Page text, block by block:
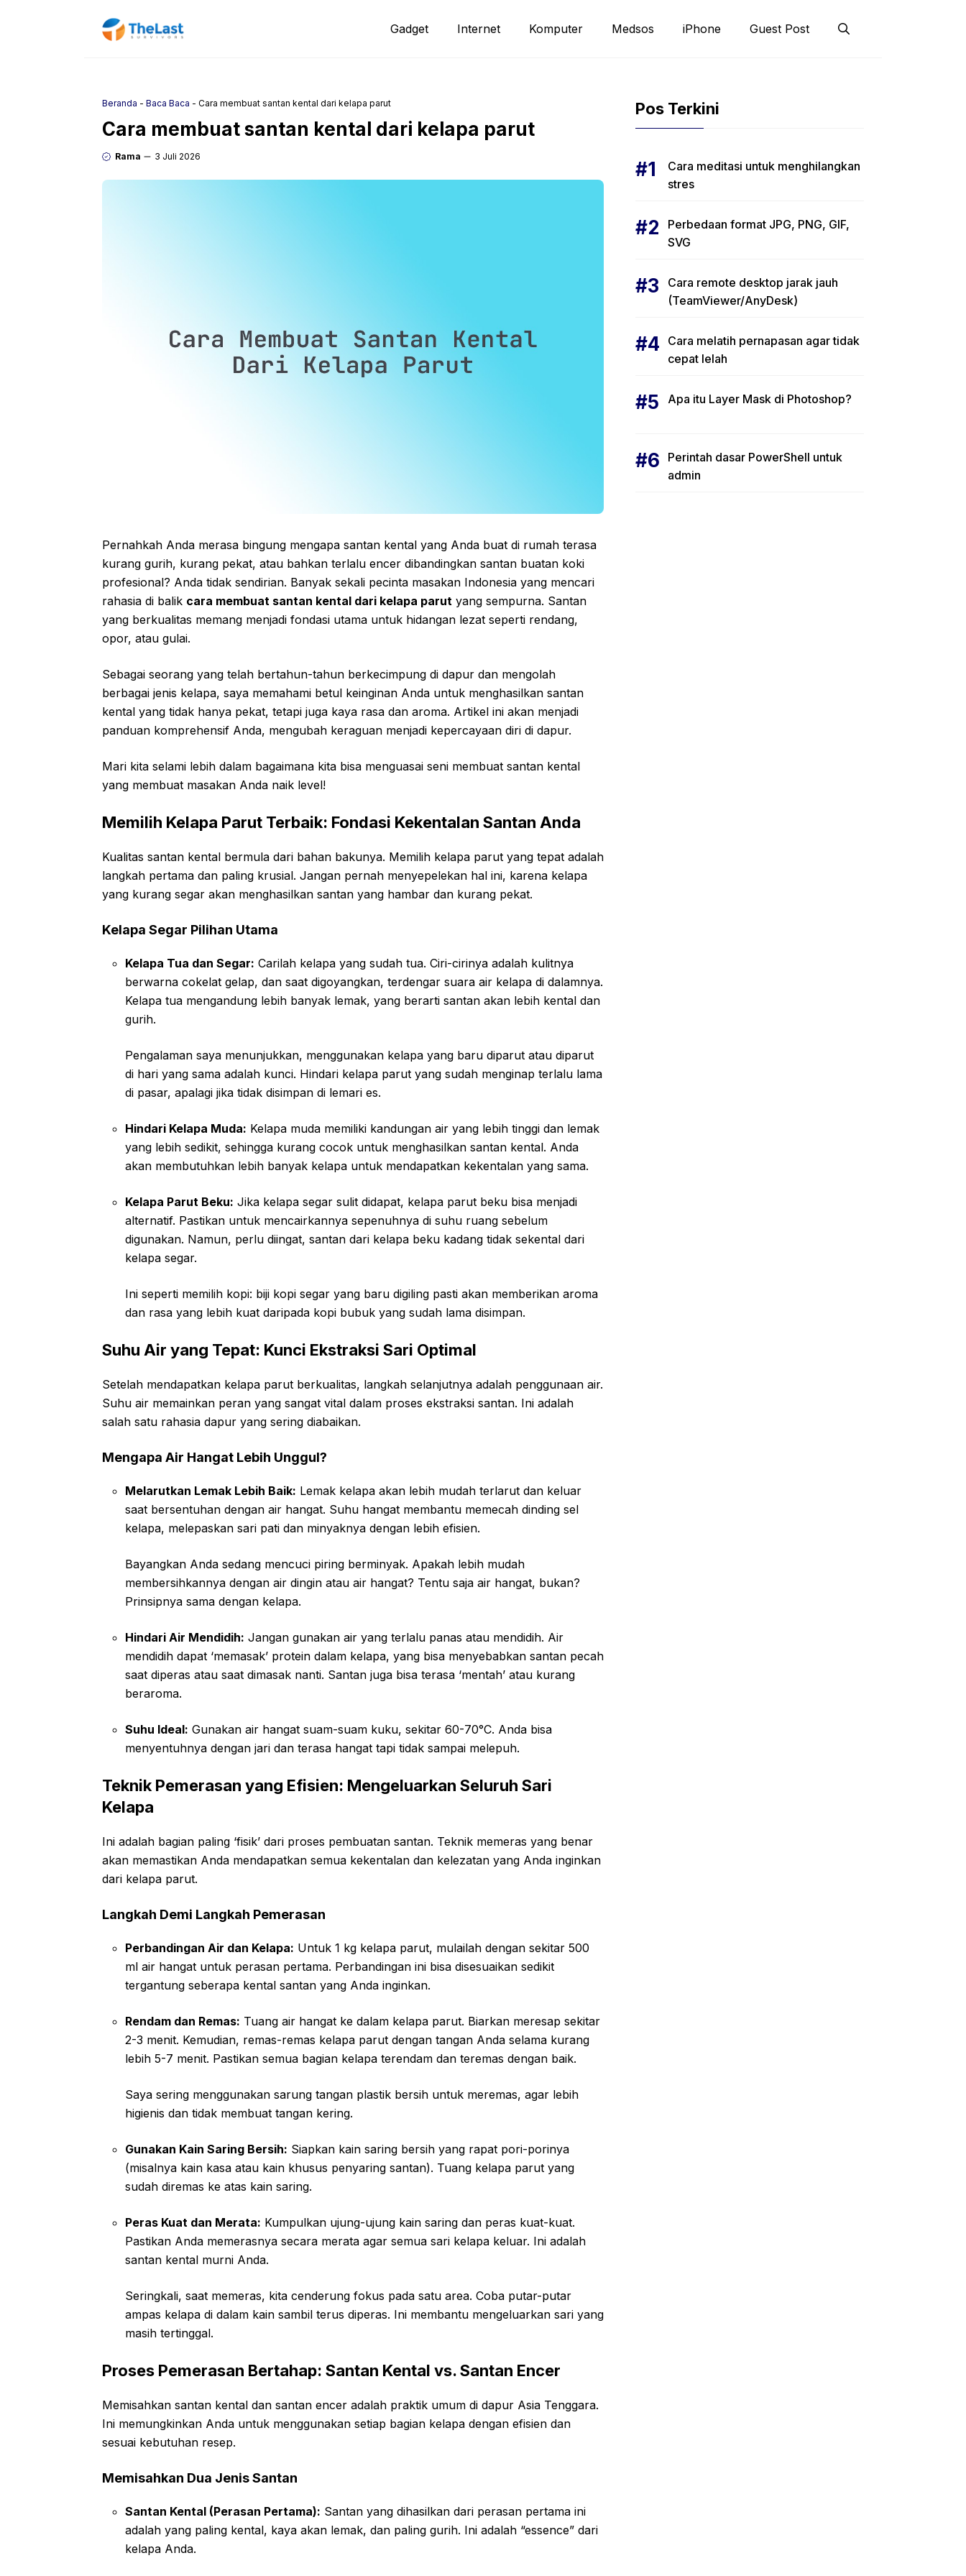
Gadget Internet Komputer Medsos iPhone Guest Post
Beranda - Baca Baca - Cara membuat santan kental dari kelapa parut
Cara membuat santan kental dari kelapa parut
Rama 3 Juli 2026
Pernahkah Anda merasa bingung mengapa santan kental yang Anda buat di rumah terasa
kurang gurih, kurang pekat, atau bahkan terlalu encer dibandingkan santan buatan koki
profesional? Anda tidak sendirian. Banyak sekali pecinta masakan Indonesia yang mencari
rahasia di balik cara membuat santan kental dari kelapa parut yang sempurna. Santan
yang berkualitas memang menjadi fondasi utama untuk hidangan lezat seperti rendang,
opor, atau gulai.
Sebagai seorang yang telah bertahun-tahun berkecimpung di dapur dan mengolah
berbagai jenis kelapa, saya memahami betul keinginan Anda untuk menghasilkan santan
kental yang tidak hanya pekat, tetapi juga kaya rasa dan aroma. Artikel ini akan menjadi
panduan komprehensif Anda, mengubah keraguan menjadi kepercayaan diri di dapur.
Mari kita selami lebih dalam bagaimana kita bisa menguasai seni membuat santan kental
yang membuat masakan Anda naik level!
Memilih Kelapa Parut Terbaik: Fondasi Kekentalan Santan Anda
Kualitas santan kental bermula dari bahan bakunya. Memilih kelapa parut yang tepat adalah
langkah pertama dan paling krusial. Jangan pernah menyepelekan hal ini, karena kelapa
yang kurang segar akan menghasilkan santan yang hambar dan kurang pekat.
Kelapa Segar Pilihan Utama
Kelapa Tua dan Segar: Carilah kelapa yang sudah tua. Ciri-cirinya adalah kulitnya
berwarna cokelat gelap, dan saat digoyangkan, terdengar suara air kelapa di dalamnya.
Kelapa tua mengandung lebih banyak lemak, yang berarti santan akan lebih kental dan
gurih.
Pengalaman saya menunjukkan, menggunakan kelapa yang baru diparut atau diparut
di hari yang sama adalah kunci. Hindari kelapa parut yang sudah menginap terlalu lama
di pasar, apalagi jika tidak disimpan di lemari es.
Hindari Kelapa Muda: Kelapa muda memiliki kandungan air yang lebih tinggi dan lemak
yang lebih sedikit, sehingga kurang cocok untuk menghasilkan santan kental. Anda
akan membutuhkan lebih banyak kelapa untuk mendapatkan kekentalan yang sama.
Kelapa Parut Beku: Jika kelapa segar sulit didapat, kelapa parut beku bisa menjadi
alternatif. Pastikan untuk mencairkannya sepenuhnya di suhu ruang sebelum
digunakan. Namun, perlu diingat, santan dari kelapa beku kadang tidak sekental dari
kelapa segar.
Ini seperti memilih kopi: biji kopi segar yang baru digiling pasti akan memberikan aroma
dan rasa yang lebih kuat daripada kopi bubuk yang sudah lama disimpan.
Suhu Air yang Tepat: Kunci Ekstraksi Sari Optimal
Setelah mendapatkan kelapa parut berkualitas, langkah selanjutnya adalah penggunaan air.
Suhu air memainkan peran yang sangat vital dalam proses ekstraksi santan. Ini adalah
salah satu rahasia dapur yang sering diabaikan.
Mengapa Air Hangat Lebih Unggul?
Melarutkan Lemak Lebih Baik: Lemak kelapa akan lebih mudah terlarut dan keluar
saat bersentuhan dengan air hangat. Suhu hangat membantu memecah dinding sel
kelapa, melepaskan sari pati dan minyaknya dengan lebih efisien.
Bayangkan Anda sedang mencuci piring berminyak. Apakah lebih mudah
membersihkannya dengan air dingin atau air hangat? Tentu saja air hangat, bukan?
Prinsipnya sama dengan kelapa.
Hindari Air Mendidih: Jangan gunakan air yang terlalu panas atau mendidih. Air
mendidih dapat ‘memasak’ protein dalam kelapa, yang bisa menyebabkan santan pecah
saat diperas atau saat dimasak nanti. Santan juga bisa terasa ‘mentah’ atau kurang
beraroma.
Suhu Ideal: Gunakan air hangat suam-suam kuku, sekitar 60-70°C. Anda bisa
menyentuhnya dengan jari dan terasa hangat tapi tidak sampai melepuh.
Teknik Pemerasan yang Efisien: Mengeluarkan Seluruh Sari
Kelapa
Ini adalah bagian paling ‘fisik’ dari proses pembuatan santan. Teknik memeras yang benar
akan memastikan Anda mendapatkan semua kekentalan dan kelezatan yang Anda inginkan
dari kelapa parut.
Langkah Demi Langkah Pemerasan
Perbandingan Air dan Kelapa: Untuk 1 kg kelapa parut, mulailah dengan sekitar 500
ml air hangat untuk perasan pertama. Perbandingan ini bisa disesuaikan sedikit
tergantung seberapa kental santan yang Anda inginkan.
Rendam dan Remas: Tuang air hangat ke dalam kelapa parut. Biarkan meresap sekitar
2-3 menit. Kemudian, remas-remas kelapa parut dengan tangan Anda selama kurang
lebih 5-7 menit. Pastikan semua bagian kelapa terendam dan teremas dengan baik.
Saya sering menggunakan sarung tangan plastik bersih untuk meremas, agar lebih
higienis dan tidak membuat tangan kering.
Gunakan Kain Saring Bersih: Siapkan kain saring bersih yang rapat pori-porinya
(misalnya kain kasa atau kain khusus penyaring santan). Tuang kelapa parut yang
sudah diremas ke atas kain saring.
Peras Kuat dan Merata: Kumpulkan ujung-ujung kain saring dan peras kuat-kuat.
Pastikan Anda memerasnya secara merata agar semua sari kelapa keluar. Ini adalah
santan kental murni Anda.
Seringkali, saat memeras, kita cenderung fokus pada satu area. Coba putar-putar
ampas kelapa di dalam kain sambil terus diperas. Ini membantu mengeluarkan sari yang
masih tertinggal.
Proses Pemerasan Bertahap: Santan Kental vs. Santan Encer
Memisahkan santan kental dan santan encer adalah praktik umum di dapur Asia Tenggara.
Ini memungkinkan Anda untuk menggunakan setiap bagian kelapa dengan efisien dan
sesuai kebutuhan resep.
Memisahkan Dua Jenis Santan
Santan Kental (Perasan Pertama): Santan yang dihasilkan dari perasan pertama ini
adalah yang paling kental, kaya akan lemak, dan paling gurih. Ini adalah “essence” dari
kelapa Anda.
Pos Terkini
Cara meditasi untuk menghilangkan
stres
Perbedaan format JPG, PNG, GIF,
SVG
Cara remote desktop jarak jauh
(TeamViewer/AnyDesk)
Cara melatih pernapasan agar tidak
cepat lelah
Apa itu Layer Mask di Photoshop?
Perintah dasar PowerShell untuk
admin